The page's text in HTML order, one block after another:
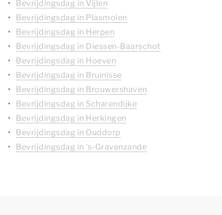
Bevrijdingsdag in Vijlen
Bevrijdingsdag in Plasmolen
Bevrijdingsdag in Herpen
Bevrijdingsdag in Diessen-Baarschot
Bevrijdingsdag in Hoeven
Bevrijdingsdag in Bruinisse
Bevrijdingsdag in Brouwershaven
Bevrijdingsdag in Scharendijke
Bevrijdingsdag in Herkingen
Bevrijdingsdag in Ouddorp
Bevrijdingsdag in 's-Gravenzande